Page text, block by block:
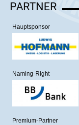
PARTNER
Hauptsponsor
Naming-Right
Premium-Partner